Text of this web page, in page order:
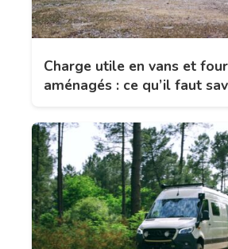
Charge utile en vans et
aménagés : ce qu’il faut